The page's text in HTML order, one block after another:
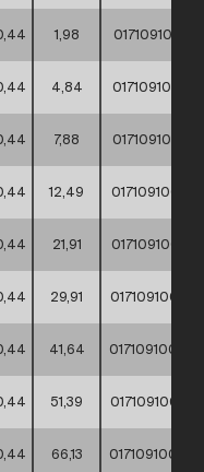
1,98
4,84
7,88
12,49
21,91
29,91
41,64
51,39
66,13